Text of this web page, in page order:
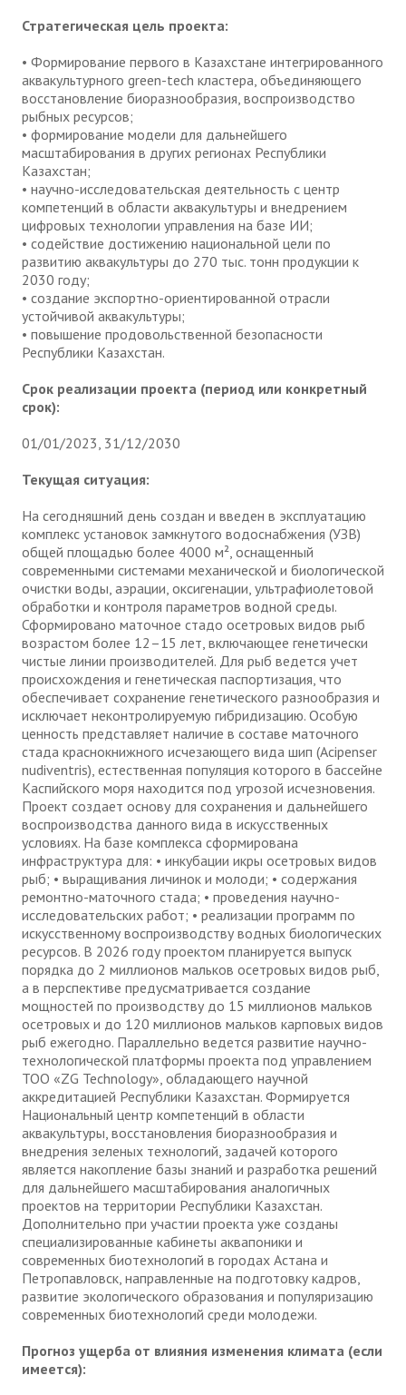
Стратегическая цель проекта:
• Формирование первого в Казахстане интегрированного
аквакультурного green-tech кластера, объединяющего
восстановление биоразнообразия, воспроизводство
рыбных ресурсов;
• формирование модели для дальнейшего
масштабирования в других регионах Республики
Казахстан;
• научно-исследовательская деятельность с центр
компетенций в области аквакультуры и внедрением
цифровых технологии управления на базе ИИ;
• содействие достижению национальной цели по
развитию аквакультуры до 270 тыс. тонн продукции к
2030 году;
• создание экспортно-ориентированной отрасли
устойчивой аквакультуры;
• повышение продовольственной безопасности
Республики Казахстан.
Срок реализации проекта (период или конкретный
срок):
01/01/2023, 31/12/2030
Текущая ситуация:
На сегодняшний день создан и введен в эксплуатацию
комплекс установок замкнутого водоснабжения (УЗВ)
общей площадью более 4000 м², оснащенный
современными системами механической и биологической
очистки воды, аэрации, оксигенации, ультрафиолетовой
обработки и контроля параметров водной среды.
Сформировано маточное стадо осетровых видов рыб
возрастом более 12–15 лет, включающее генетически
чистые линии производителей. Для рыб ведется учет
происхождения и генетическая паспортизация, что
обеспечивает сохранение генетического разнообразия и
исключает неконтролируемую гибридизацию. Особую
ценность представляет наличие в составе маточного
стада краснокнижного исчезающего вида шип (Acipenser
nudiventris), естественная популяция которого в бассейне
Каспийского моря находится под угрозой исчезновения.
Проект создает основу для сохранения и дальнейшего
воспроизводства данного вида в искусственных
условиях. На базе комплекса сформирована
инфраструктура для: • инкубации икры осетровых видов
рыб; • выращивания личинок и молоди; • содержания
ремонтно-маточного стада; • проведения научно-
исследовательских работ; • реализации программ по
искусственному воспроизводству водных биологических
ресурсов. В 2026 году проектом планируется выпуск
порядка до 2 миллионов мальков осетровых видов рыб,
а в перспективе предусматривается создание
мощностей по производству до 15 миллионов мальков
осетровых и до 120 миллионов мальков карповых видов
рыб ежегодно. Параллельно ведется развитие научно-
технологической платформы проекта под управлением
ТОО «ZG Technology», обладающего научной
аккредитацией Республики Казахстан. Формируется
Национальный центр компетенций в области
аквакультуры, восстановления биоразнообразия и
внедрения зеленых технологий, задачей которого
является накопление базы знаний и разработка решений
для дальнейшего масштабирования аналогичных
проектов на территории Республики Казахстан.
Дополнительно при участии проекта уже созданы
специализированные кабинеты аквапоники и
современных биотехнологий в городах Астана и
Петропавловск, направленные на подготовку кадров,
развитие экологического образования и популяризацию
современных биотехнологий среди молодежи.
Прогноз ущерба от влияния изменения климата (если
имеется):